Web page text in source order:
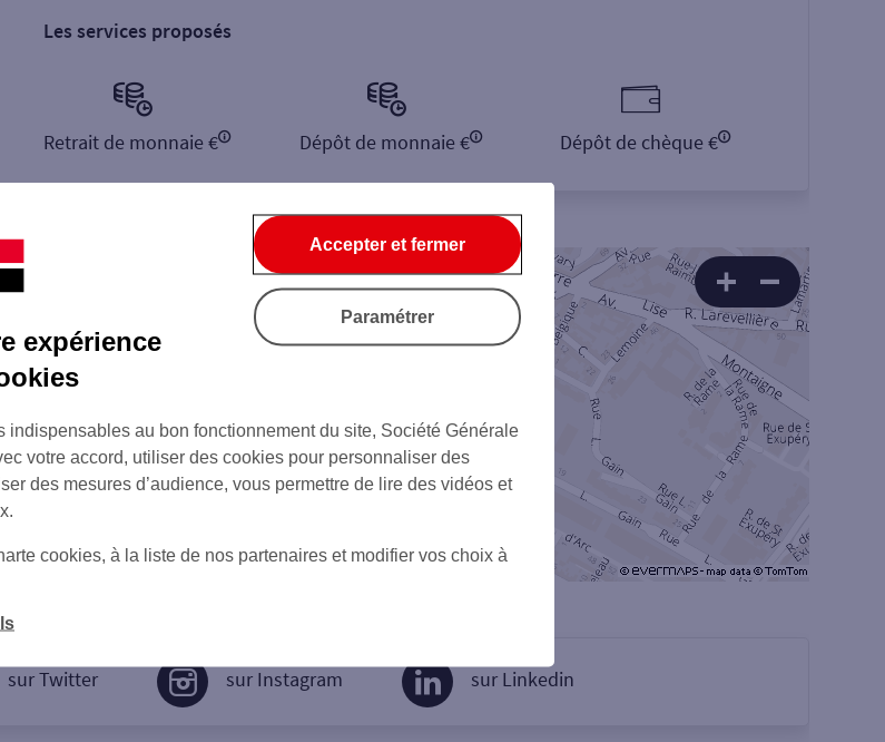
Les services proposés
Retrait de monnaie € Dépôt de monnaie € Dépôt de chèque €
sur Twitter sur Instagram sur Linkedin
expérience
indispensables au bon fonctionnement du site, Société Générale
votre accord, utiliser des cookies pour personnaliser des
des mesures d’audience, vous permettre de lire des vidéos et
cookies, à la liste de nos partenaires et modifier vos choix à
Accepter et fermer
Paramétrer